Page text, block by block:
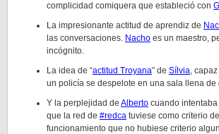
complicidad comiquera que estableció con
La impresionante actitud de aprendiz de
las conversaciones. Nacho es un maestro,
incógnito.
La idea de “actitud Troyana” de Sílvia,
un policía se despelote en una sala llena de
Y la perplejidad de Alberto cuando
que la red de #redca tuviese como criterio
funcionamiento que no hubiese criterio